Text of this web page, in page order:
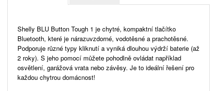
Shelly BLU Button Tough 1 je chytré, kompaktní tlačítko
Bluetooth, které je nárazuvzdorné, vodotěsné a prachotěsné.
Podporuje různé typy kliknutí a vyniká dlouhou výdrží baterie (až
2 roky). S jeho pomocí můžete pohodlně ovládat například
osvětlení, garážová vrata nebo závěsy. Je to ideální řešení pro
každou chytrou domácnost!